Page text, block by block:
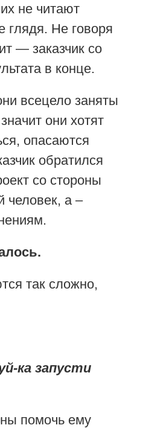
не читают
глядя. Не говоря
— заказчик со
в конце.
всецело заняты
они хотят
опасаются
обратился
со стороны
человек, а –
так сложно,
ка запусти
помочь ему